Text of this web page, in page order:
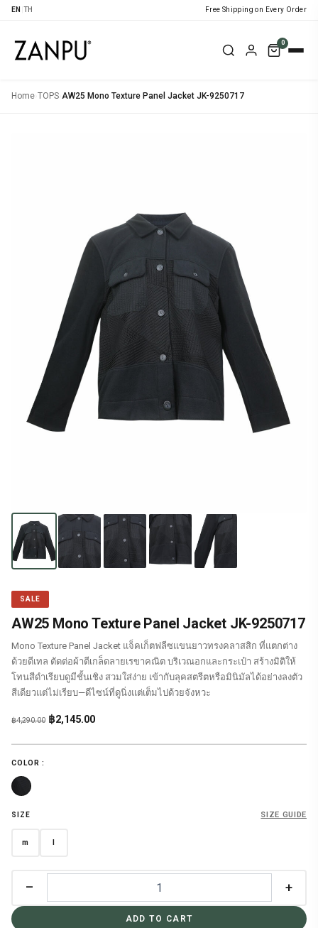
EN TH Free Shipping on Every Order
0
Home TOPS AW25 Mono Texture Panel Jacket JK-9250717
SALE
AW25 Mono Texture Panel Jacket JK-9250717
Mono Texture Panel Jacket แจ็คเก็ตฟลีซแขนยาวทรงคลาสสิก ที่แตกต่าง
ด้วยดีเทล ตัดต่อผ้าตีเกล็ดลายเรขาคณิต บริเวณอกและกระเป๋า สร้างมิติให้
โทนสีดำเรียบดูมีชั้นเชิง สวมใส่ง่าย เข้ากับลุคสตรีตหรือมินิมัลได้อย่างลงตัว
สีเดียวแต่ไม่เรียบ—ดีไซน์ที่ดูนิ่งแต่เต็มไปด้วยจังหวะ
฿4,290.00 Original
฿2,145.00Current
COLOR :
SIZE SIZE GUIDE
m l
– +
ADD TO CART